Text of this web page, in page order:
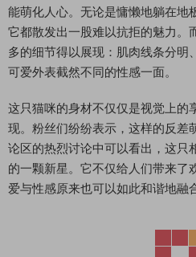
能萌化人心。无论是慵懒地躺在地
它都散发出一股难以抗拒的魅力。
多的细节得以展现：肌肉线条分明
可爱外表截然不同的性感一面。
这只猫咪的身材不仅仅是视觉上的
现。粉丝们纷纷表示，这样的反差
论区的热烈讨论中可以看出，这只
的一颗新星。它不仅给人们带来了
爱与性感原来也可以如此和谐地融